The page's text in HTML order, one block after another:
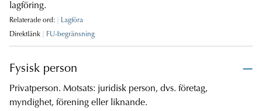
lagföring.
Relaterade ord:
Lagföra
Direktlänk
FU-begränsning
Fysisk person
Privatperson. Motsats: juridisk person, dvs. företag,
myndighet, förening eller liknande.